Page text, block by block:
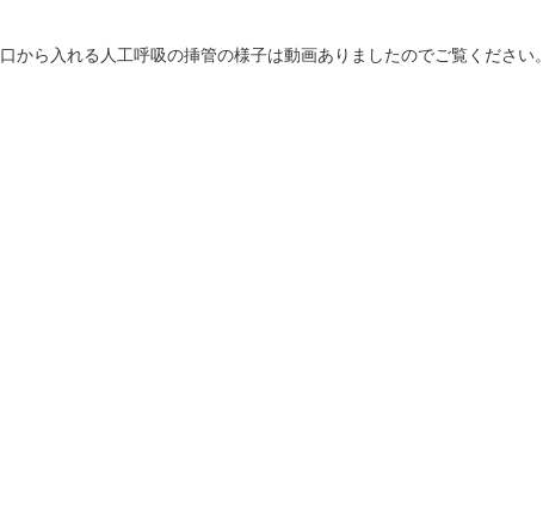
口から入れる人工呼吸の挿管の様子は動画ありましたのでご覧ください。